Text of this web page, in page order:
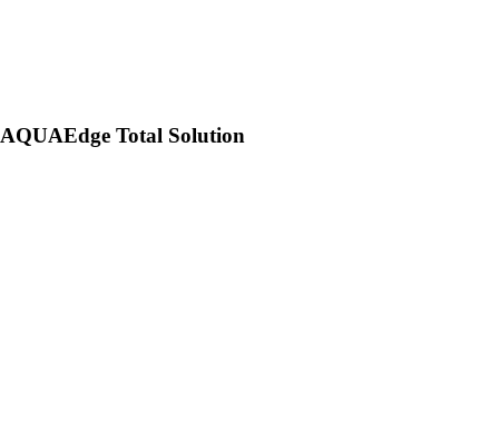
AQUAEdge Total Solution